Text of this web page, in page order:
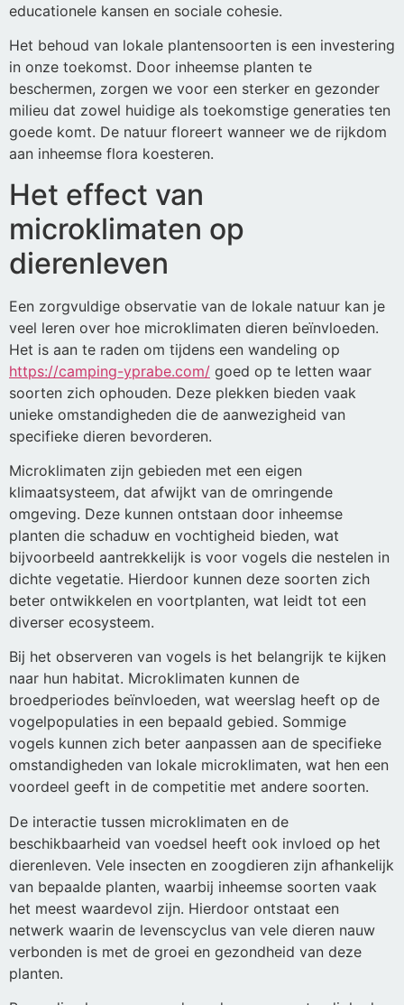
educationele kansen en sociale cohesie.
Het behoud van lokale plantensoorten is een investering
in onze toekomst. Door inheemse planten te
beschermen, zorgen we voor een sterker en gezonder
milieu dat zowel huidige als toekomstige generaties ten
goede komt. De natuur floreert wanneer we de rijkdom
aan inheemse flora koesteren.
Het effect van
microklimaten op
dierenleven
Een zorgvuldige observatie van de lokale natuur kan je
veel leren over hoe microklimaten dieren beïnvloeden.
Het is aan te raden om tijdens een wandeling op
https://camping-yprabe.com/ goed op te letten waar
soorten zich ophouden. Deze plekken bieden vaak
unieke omstandigheden die de aanwezigheid van
specifieke dieren bevorderen.
Microklimaten zijn gebieden met een eigen
klimaatsysteem, dat afwijkt van de omringende
omgeving. Deze kunnen ontstaan door inheemse
planten die schaduw en vochtigheid bieden, wat
bijvoorbeeld aantrekkelijk is voor vogels die nestelen in
dichte vegetatie. Hierdoor kunnen deze soorten zich
beter ontwikkelen en voortplanten, wat leidt tot een
diverser ecosysteem.
Bij het observeren van vogels is het belangrijk te kijken
naar hun habitat. Microklimaten kunnen de
broedperiodes beïnvloeden, wat weerslag heeft op de
vogelpopulaties in een bepaald gebied. Sommige
vogels kunnen zich beter aanpassen aan de specifieke
omstandigheden van lokale microklimaten, wat hen een
voordeel geeft in de competitie met andere soorten.
De interactie tussen microklimaten en de
beschikbaarheid van voedsel heeft ook invloed op het
dierenleven. Vele insecten en zoogdieren zijn afhankelijk
van bepaalde planten, waarbij inheemse soorten vaak
het meest waardevol zijn. Hierdoor ontstaat een
netwerk waarin de levenscyclus van vele dieren nauw
verbonden is met de groei en gezondheid van deze
planten.